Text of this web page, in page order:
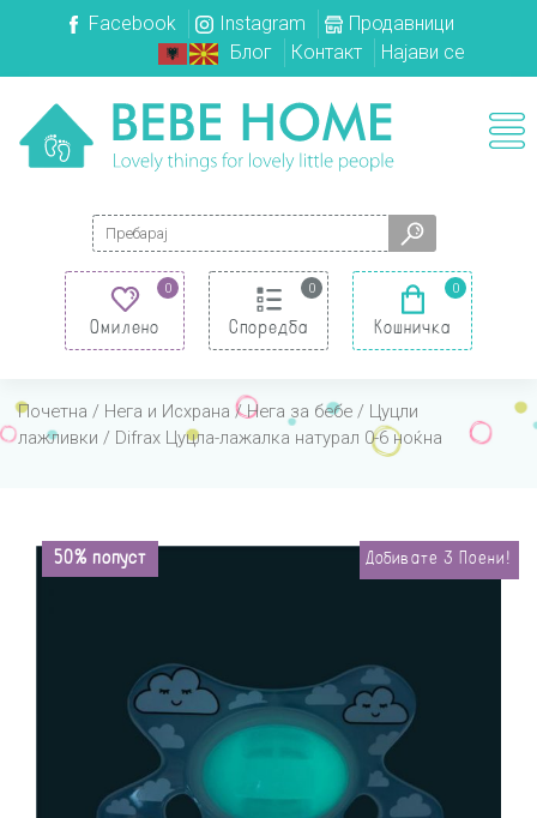
Facebook Instagram
Продавници
Блог
Контакт Најави се
Search for:
0
Омилено
0
Споредба
0
Кошничка
Почетна / Нега и Исхрана /Нега за бебе / Цуцли
лажливки / Difrax Цуцла-лажалка натурал 0-6 ноќна
50% попуст Добивате3 Поени!